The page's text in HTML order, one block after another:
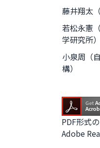
藤井翔太
若松永憲
学研究所）
小泉周（
構）
PDF形式
Adobe